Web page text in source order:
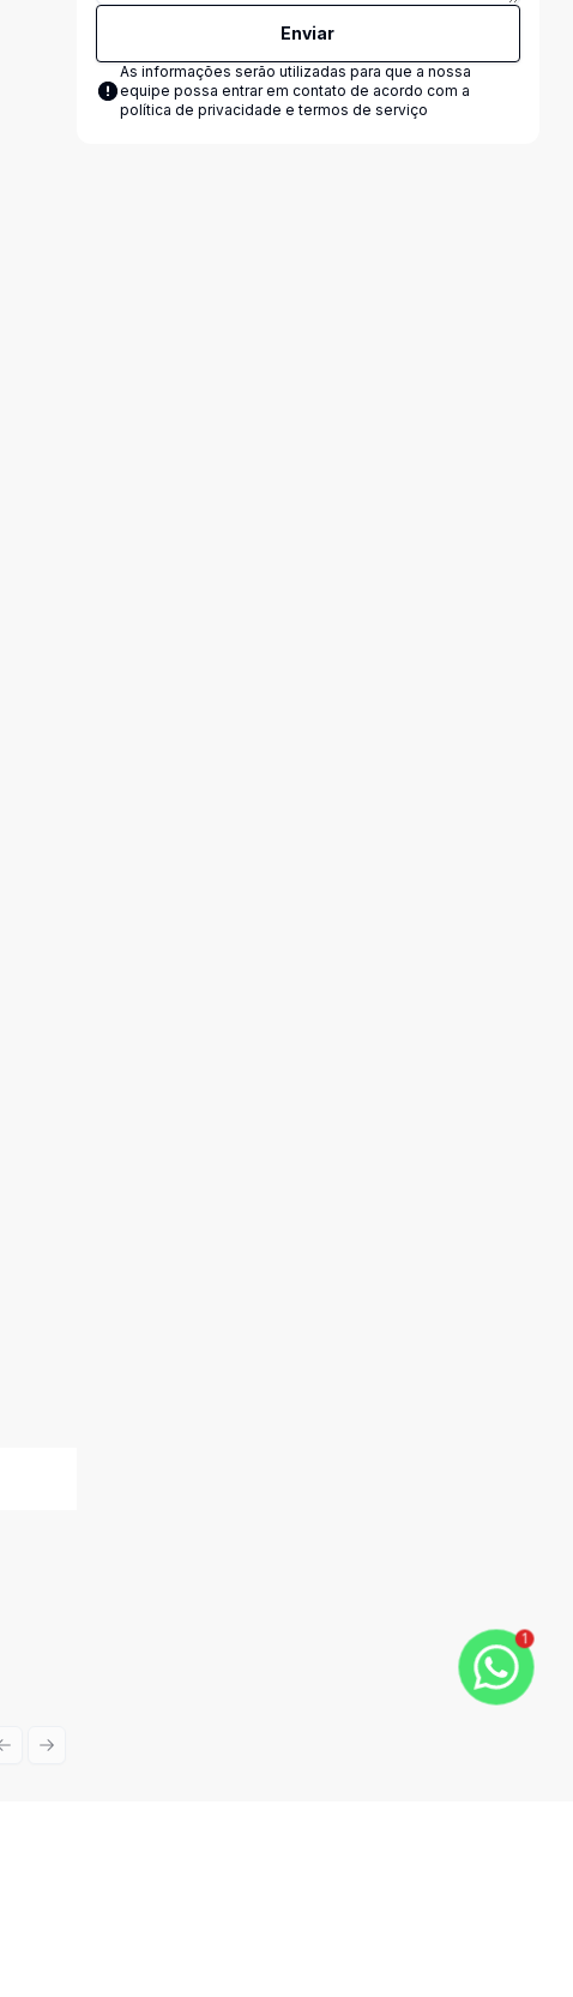
Previous slide
Next slide
Enviar
As informações serão utilizadas para que a nossa
equipe possa entrar em contato de acordo com a
política de privacidade e termos de serviço
1